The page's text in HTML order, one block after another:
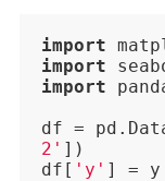
import
import
import
df =
2' ])
df[ 'y' ] = y